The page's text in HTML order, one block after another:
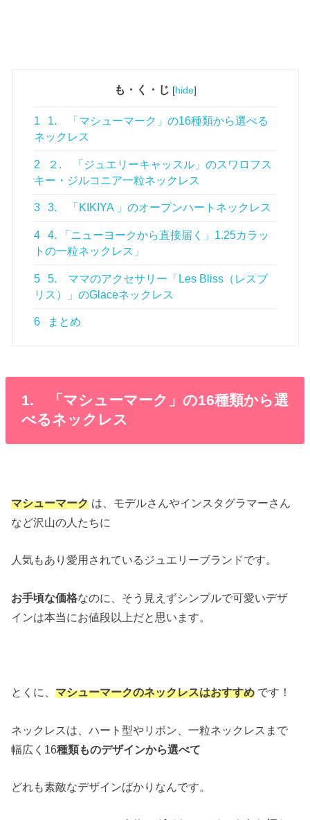
も・く・じ [hide]
1
1. 「マシューマーク」の16種類から選べる
ネックレス
2
２. 「ジュエリーキャッスル」のスワロフス
キー・ジルコニア一粒ネックレス
3 3. 「KIKIYA 」のオープンハートネックレス
4
4. 「ニューヨークから直接届く」1.25カラッ
トの一粒ネックレス」
5
5. ママのアクセサリー「Les Bliss（レスブ
リス）」のGlaceネックレス
6 まとめ
1. 「マシューマーク」の16種類から選
べるネックレス
マシューマーク は、モデルさんやインスタグラマーさん
など沢山の人たちに
人気もあり愛用されているジュエリーブランドです。
お手頃な価格なのに、そう見えずシンプルで可愛いデザ
インは本当にお値段以上だと思います。
とくに、マシューマークのネックレスはおすすめ です！
ネックレスは、ハート型やリボン、一粒ネックレスまで
幅広く16種類ものデザインから選べて
どれも素敵なデザインばかりなんです。